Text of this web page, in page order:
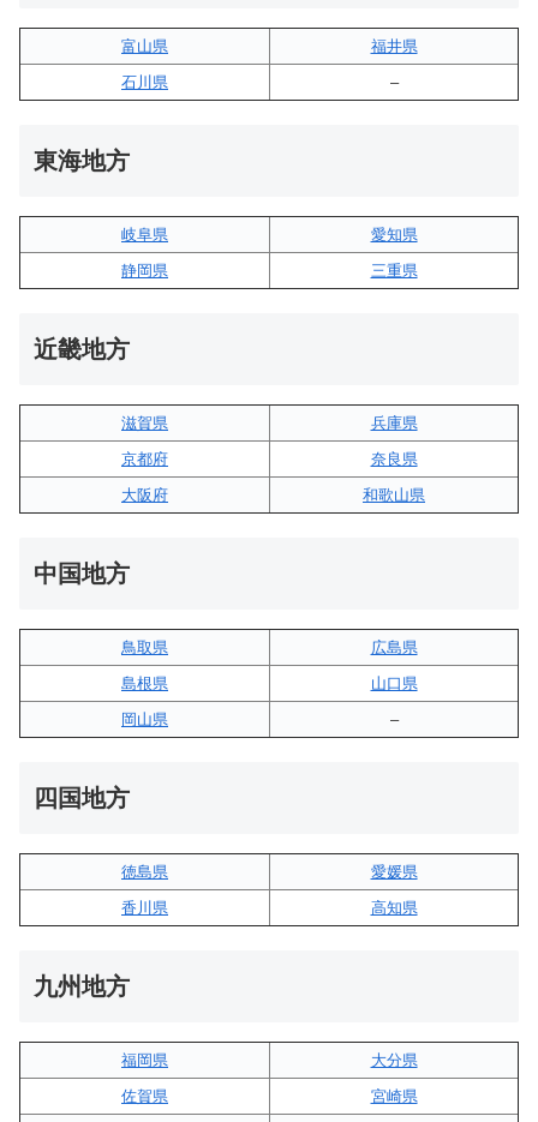
富山県
福井県
石川県
–
東海地方
岐阜県
愛知県
静岡県
三重県
近畿地方
滋賀県
兵庫県
京都府
奈良県
大阪府
和歌山県
中国地方
鳥取県
広島県
島根県
山口県
岡山県
–
四国地方
徳島県
愛媛県
香川県
高知県
九州地方
福岡県
大分県
佐賀県
宮崎県